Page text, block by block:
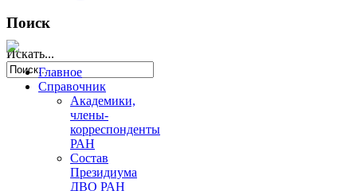
Поиск
Искать...
Главное
Справочник
Академики,
члены-
корреспонденты
РАН
Состав
Президиума
ДВО РАН